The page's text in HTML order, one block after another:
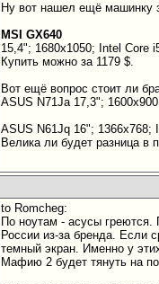
Ну вот нашел ещё машинку
MSI GX640
15,4"; 1680x1050; Intel Core
Купить можно за 1179 $.
Вот ещё вопрос стоит ли
ASUS N71Ja 17,3";
ASUS N61Jq 16"; 1366x768;
Велика ли будет разница в
to Romcheg:
По ноутам - асусы
России из-за бренда. Если
темный экран. Именно у
Мафию 2 будет тянуть на